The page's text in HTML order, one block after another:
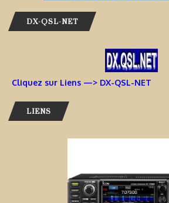
DX-QSL-NET
Cliquez sur Liens —> DX-QSL-NET
LIENS